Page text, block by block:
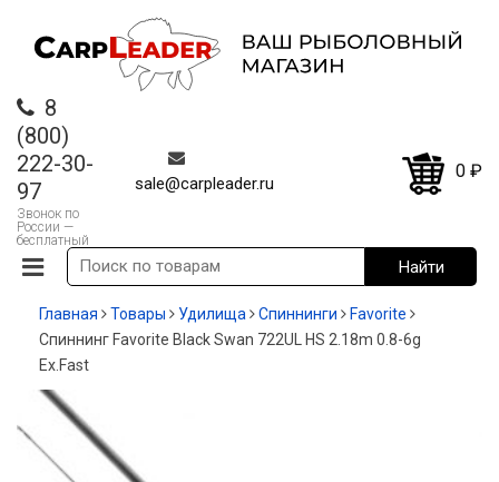
8
(800)
222-30-
97
Звонок по
России —
бесплатный
sale@carpleader.ru
0 ₽
Главная Товары Удилища Спиннинги
Favorite
Спиннинг Favorite Black Swan 722UL HS 2.18m 0.8-6g
Ex.Fast